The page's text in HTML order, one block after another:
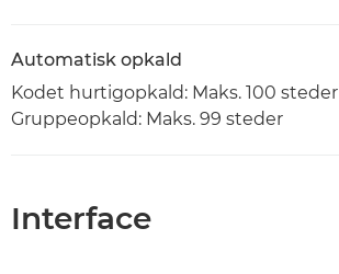
Automatisk opkald
Kodet hurtigopkald: Maks. 100 steder
Gruppeopkald: Maks. 99 steder
Interface